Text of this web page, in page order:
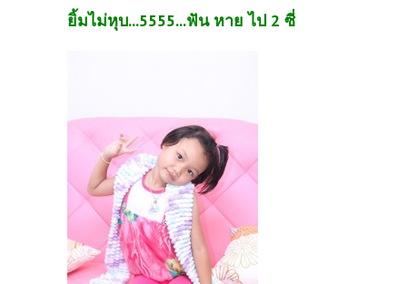
ยิ้มไม่หุบ...5555...ฟัน หาย ไป 2 ซี่